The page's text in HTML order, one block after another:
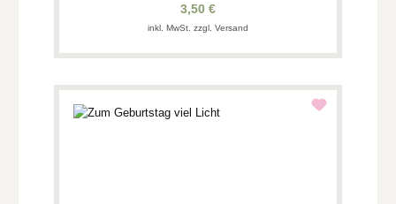
3,50 €
inkl. MwSt. zzgl. Versand